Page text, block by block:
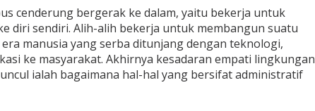
cenderung bergerak ke dalam, yaitu bekerja untuk
diri sendiri. Alih-alih bekerja untuk membangun suatu
manusia yang serba ditunjang dengan teknologi,
ke masyarakat. Akhirnya kesadaran empati lingkungan
ialah bagaimana hal-hal yang bersifat administratif